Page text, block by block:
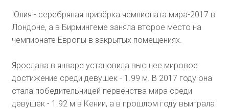
Юлия - серебряная призёрка чемпионата мира-2017 в
Лондоне, а в Бирмингеме заняла второе место на
чемпионате Европы в закрытых помещениях.
Ярослава в январе установила высшее мировое
достижение среди девушек - 1.99 м. В 2017 году она
стала победительницей первенства мира среди
девушек - 1.92 м в Кении, а в прошлом году выиграла